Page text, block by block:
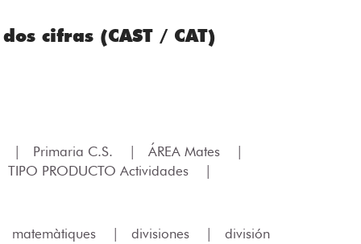
cifras (CAST / CAT)
Primaria C.S. ÁREA Mates
TIPO PRODUCTO Actividades
matemàtiques divisiones división